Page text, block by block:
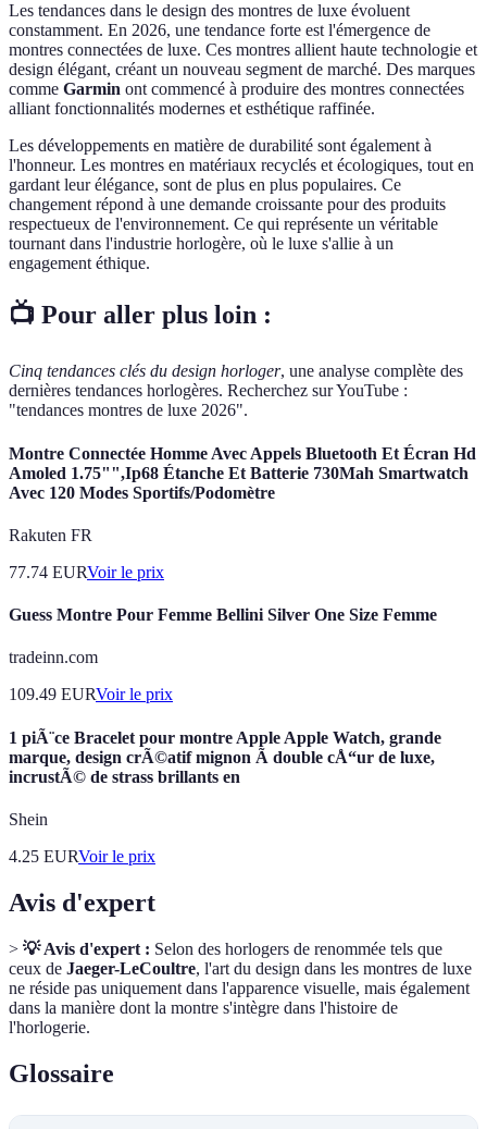
Les tendances dans le design des montres de luxe évoluent
constamment. En 2026, une tendance forte est l'émergence de
montres connectées de luxe. Ces montres allient haute technologie et
design élégant, créant un nouveau segment de marché. Des marques
comme Garmin ont commencé à produire des montres connectées
alliant fonctionnalités modernes et esthétique raffinée.
Les développements en matière de durabilité sont également à
l'honneur. Les montres en matériaux recyclés et écologiques, tout en
gardant leur élégance, sont de plus en plus populaires. Ce
changement répond à une demande croissante pour des produits
respectueux de l'environnement. Ce qui représente un véritable
tournant dans l'industrie horlogère, où le luxe s'allie à un
engagement éthique.
📺 Pour aller plus loin :
Cinq tendances clés du design horloger, une analyse complète des
dernières tendances horlogères. Recherchez sur YouTube :
"tendances montres de luxe 2026".
Montre Connectée Homme Avec Appels Bluetooth Et Écran Hd
Amoled 1.75"",Ip68 Étanche Et Batterie 730Mah Smartwatch
Avec 120 Modes Sportifs/Podomètre
Rakuten FR
77.74 EURVoir le prix
Guess Montre Pour Femme Bellini Silver One Size Femme
tradeinn.com
109.49 EURVoir le prix
1 piÃ¨ce Bracelet pour montre Apple Apple Watch, grande
marque, design crÃ©atif mignon Ã double cÅ“ur de luxe,
incrustÃ© de strass brillants en
Shein
4.25 EURVoir le prix
Avis d'expert
> 💡 Avis d'expert : Selon des horlogers de renommée tels que
ceux de Jaeger-LeCoultre, l'art du design dans les montres de luxe
ne réside pas uniquement dans l'apparence visuelle, mais également
dans la manière dont la montre s'intègre dans l'histoire de
l'horlogerie.
Glossaire